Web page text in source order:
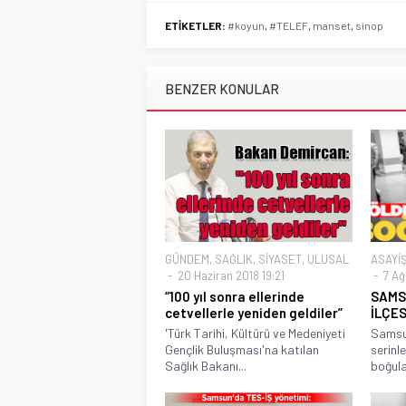
ETİKETLER: #koyun, #TELEF, manset, sinop
BENZER KONULAR
GÜNDEM, SAĞLIK, SİYASET, ULUSAL
20 Haziran 2018 19:21
“100 yıl sonra ellerinde
cetvellerle yeniden geldiler”
'Türk Tarihi, Kültürü ve Medeniyeti
Gençlik Buluşması'na katılan
Sağlık Bakanı...
7